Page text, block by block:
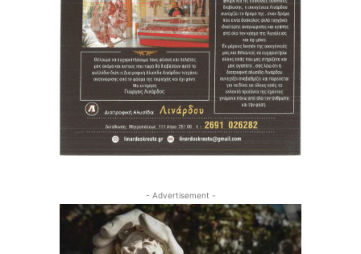
- Advertisement -